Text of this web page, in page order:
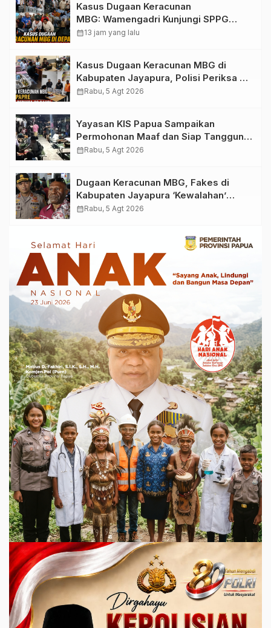
Kasus Dugaan Keracunan
MBG: Wamengadri Kunjungi SPPG
Yayasan KIS Papua, Ini yang
calendar_month13 jam yang lalu
Kasus Dugaan Keracunan MBG di
Kabupaten Jayapura, Polisi Periksa 30
Orang Saksi
calendar_monthRabu, 5 Agt 2026
Yayasan KIS Papua Sampaikan
Permohonan Maaf dan Siap Tanggung
Biaya Korban Dugaan Keracunan MBG
calendar_monthRabu, 5 Agt 2026
Dugaan Keracunan MBG, Fakes di
Kabupaten Jayapura ‘Kewalahan’
Layani Ratusan Korban
calendar_monthRabu, 5 Agt 2026